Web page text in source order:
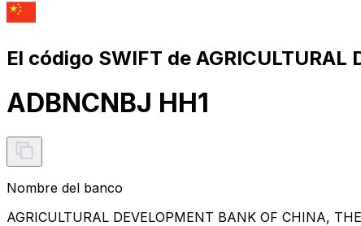
El código SWIFT de AGRICULTURAL
ADBNCNBJ HH1
Nombre del banco
AGRICULTURAL DEVELOPMENT BANK OF CHINA, THE